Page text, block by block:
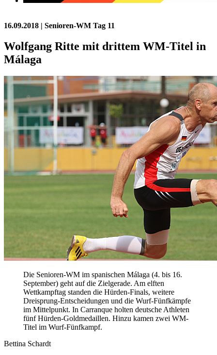
16.09.2018 | Senioren-WM Tag 11
Wolfgang Ritte mit drittem WM-Titel in
Málaga
Die Senioren-WM im spanischen Málaga (4. bis 16.
September) geht auf die Zielgerade. Am elften
Wettkampftag standen die Hürden-Finals, weitere
Dreisprung-Entscheidungen und die Wurf-Fünfkämpfe
im Mittelpunkt. In Carranque holten deutsche Athleten
fünf Hürden-Goldmedaillen. Hinzu kamen zwei WM-
Titel im Wurf-Fünfkampf.
Bettina Schardt